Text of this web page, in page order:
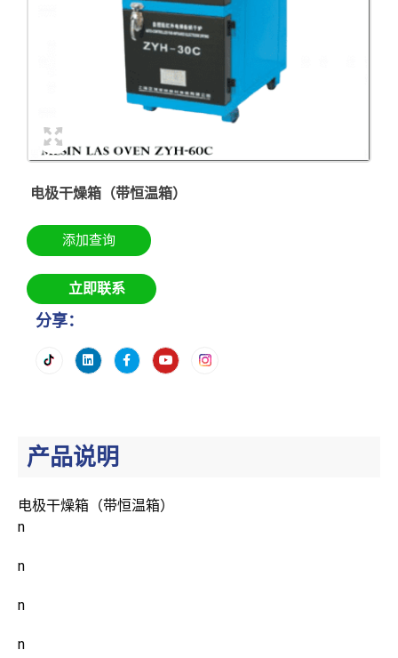
电极干燥箱（带恒温箱）
添加查询
立即联系
分享：
产品说明
电极干燥箱（带恒温箱）
n
n
n
n